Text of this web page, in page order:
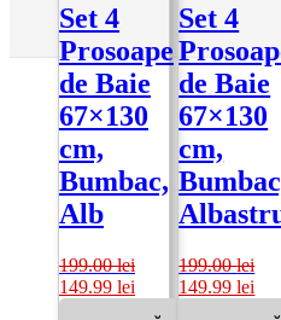
Set 4
Prosoape
de Baie
67×130
cm,
Bumbac,
Alb
199.00lei
Prețul
inițial
149.99 lei
Set 4
de Baie
67×130
cm,
199.00lei
Prețul
149.99lei